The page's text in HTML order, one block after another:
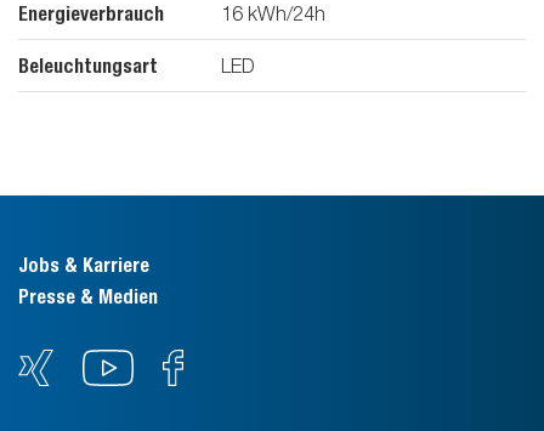
Energieverbrauch 16 kWh/24h
Beleuchtungsart LED
Jobs & Karriere
Presse & Medien